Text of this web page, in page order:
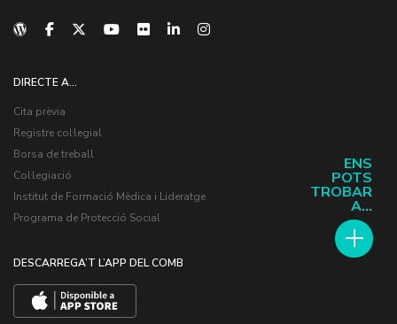
ENS
POTS
TROBAR
A...
DIRECTE A...
Cita prèvia
Registre col·legial
Borsa de treball
Col·legiació
Institut de Formació Mèdica i Lideratge
Programa de Protecció Social
DESCARREGA’T L’APP DEL COMB